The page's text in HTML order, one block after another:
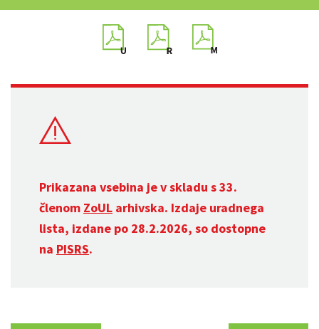
Prikazana vsebina je v skladu s 33.
členom ZoUL arhivska. Izdaje uradnega
lista, izdane po 28.2.2026, so dostopne
na PISRS.